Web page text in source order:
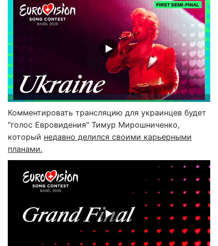
Комментировать трансляцию для украинцев будет
"голос Евровидения" Тимур Мирошниченко,
который недавно делился своими карьерными
планами.